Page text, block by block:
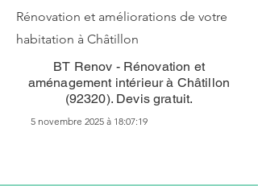
Rénovation et améliorations de votre
habitation à Châtillon
BT Renov - Rénovation et
aménagement intérieur à Châtillon
(92320). Devis gratuit.
5 novembre 2025 à 18:07:19